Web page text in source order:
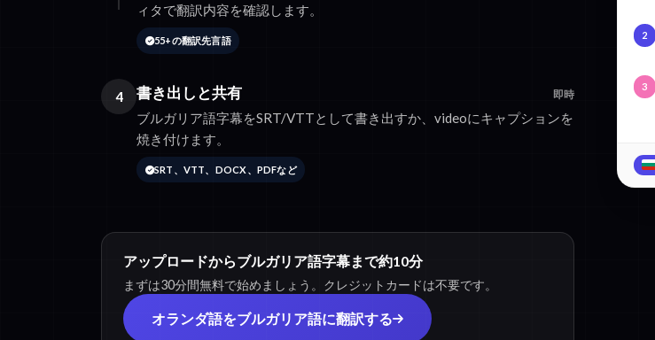
ィタで翻訳内容を確認します。
55+の翻訳先言語
4 書き出しと共有 即時
ブルガリア語字幕をSRT/VTTとして書き出すか、videoにキャプションを
焼き付けます。
SRT、VTT、DOCX、PDFなど
アップロードからブルガリア語字幕まで約10分
まずは30分間無料で始めましょう。クレジットカードは不要です。
オランダ語をブルガリア語に翻訳する
2
3